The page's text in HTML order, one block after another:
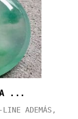
...
LINE ADEMÁS,